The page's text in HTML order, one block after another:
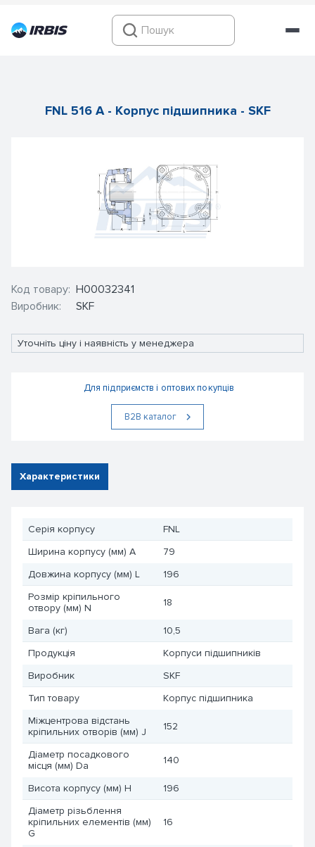
FNL 516 A - Корпус підшипника - SKF
Код товару:
Виробник:
Н00032341
SKF
Уточніть ціну і наявність у менеджера
Для підприємств і оптових покупців
В2В каталог
Характеристики
Серія корпусу
FNL
Ширина корпусу (мм) A
79
Довжина корпусу (мм) L
196
Розмір кріпильного
отвору (мм) N
18
Вага (кг)
10,5
Продукція
Корпуси підшипників
Виробник
SKF
Тип товару
Корпус підшипника
Міжцентрова відстань
кріпильних отворів (мм) J
152
Діаметр посадкового
місця (мм) Da
140
Висота корпусу (мм) H
196
Діаметр різьблення
кріпильних елементів (мм)
G
16